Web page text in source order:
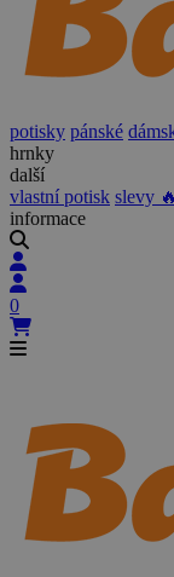
potisky pánské
hrnky
další
vlastní potisk slevy 🔥
informace
0